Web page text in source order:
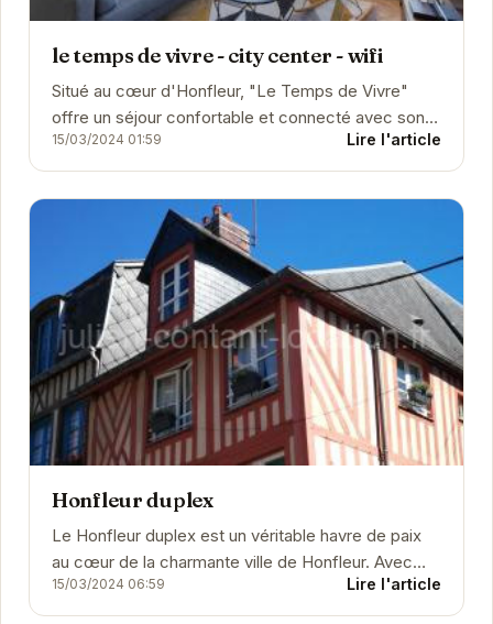
le temps de vivre - city center - wifi
Situé au cœur d'Honfleur, "Le Temps de Vivre"
offre un séjour confortable et connecté avec son
WiFi haut débit. Proche des attractions...
15/03/2024 01:59 Lire l'article
Honfleur duplex
Le Honfleur duplex est un véritable havre de paix
au cœur de la charmante ville de Honfleur. Avec
son atmosphère chaleureuse et son
emplacement...
15/03/2024 06:59 Lire l'article